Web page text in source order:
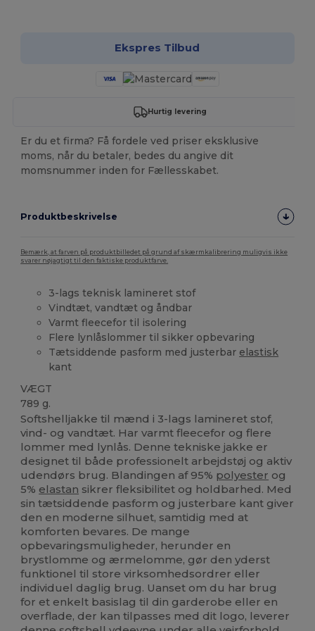
Ekspres Tilbud
Hurtig levering
Er du et firma? Få fordele ved priser eksklusive
moms, når du betaler, bedes du angive dit
momsnummer inden for Fællesskabet.
Produktbeskrivelse
Bemærk, at farven på produktbilledet på grund af skærmkalibrering muligvis ikke
svarer nøjagtigt til den faktiske produktfarve.
3-lags teknisk lamineret stof
Vindtæt, vandtæt og åndbar
Varmt fleecefor til isolering
Flere lynlåslommer til sikker opbevaring
Tætsiddende pasform med justerbar elastisk
kant
VÆGT
789 g.
Softshelljakke til mænd i 3-lags lamineret stof,
vind- og vandtæt. Har varmt fleecefor og flere
lommer med lynlås. Denne tekniske jakke er
designet til både professionelt arbejdstøj og aktiv
udendørs brug. Blandingen af 95% polyester og
5% elastan sikrer fleksibilitet og holdbarhed. Med
sin tætsiddende pasform og justerbare kant giver
den en moderne silhuet, samtidig med at
komforten bevares. De mange
opbevaringsmuligheder, herunder en
brystlomme og ærmelomme, gør den yderst
funktionel til store virksomhedsordrer eller
individuel daglig brug. Uanset om du har brug
for et enkelt basislag til din garderobe eller en
overflade, der kan tilpasses med dit logo, leverer